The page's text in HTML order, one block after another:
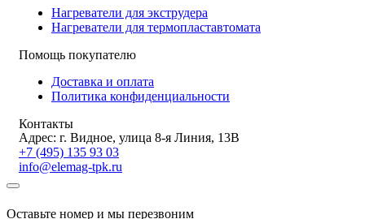
Нагреватели для экструдера
Нагреватели для термопластавтомата
Помощь покупателю
Доставка и оплата
Политика конфиденциальности
Контакты
Адрес: г. Видное, улица 8-я Линия, 13В
+7 (495) 135 93 03
info@elemag-tpk.ru
Оставьте номер и мы перезвоним